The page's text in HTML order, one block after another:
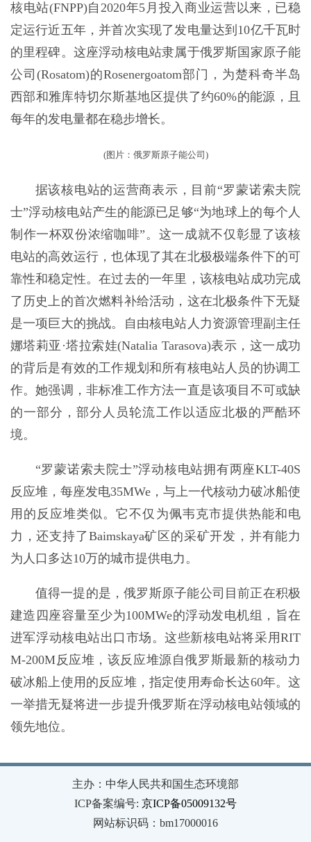
核电站(FNPP)自2020年5月投入商业运营以来，已稳
定运行近五年，并首次实现了发电量达到10亿千瓦时
的里程碑。这座浮动核电站隶属于俄罗斯国家原子能
公司(Rosatom)的Rosenergoatom部门，为楚科奇半岛
西部和雅库特切尔斯基地区提供了约60%的能源，且
每年的发电量都在稳步增长。
(图片：俄罗斯原子能公司)
据该核电站的运营商表示，目前“罗蒙诺索夫院
士”浮动核电站产生的能源已足够“为地球上的每个人
制作一杯双份浓缩咖啡”。这一成就不仅彰显了该核
电站的高效运行，也体现了其在北极极端条件下的可
靠性和稳定性。在过去的一年里，该核电站成功完成
了历史上的首次燃料补给活动，这在北极条件下无疑
是一项巨大的挑战。自由核电站人力资源管理副主任
娜塔莉亚·塔拉索娃(Natalia Tarasova)表示，这一成功
的背后是有效的工作规划和所有核电站人员的协调工
作。她强调，非标准工作方法一直是该项目不可或缺
的一部分，部分人员轮流工作以适应北极的严酷环
境。
“罗蒙诺索夫院士”浮动核电站拥有两座KLT-40S
反应堆，每座发电35MWe，与上一代核动力破冰船使
用的反应堆类似。它不仅为佩韦克市提供热能和电
力，还支持了Baimskaya矿区的采矿开发，并有能力
为人口多达10万的城市提供电力。
值得一提的是，俄罗斯原子能公司目前正在积极
建造四座容量至少为100MWe的浮动发电机组，旨在
进军浮动核电站出口市场。这些新核电站将采用RIT
M-200M反应堆，该反应堆源自俄罗斯最新的核动力
破冰船上使用的反应堆，指定使用寿命长达60年。这
一举措无疑将进一步提升俄罗斯在浮动核电站领域的
领先地位。
主办：中华人民共和国生态环境部
ICP备案编号: 京ICP备05009132号
网站标识码：bm17000016